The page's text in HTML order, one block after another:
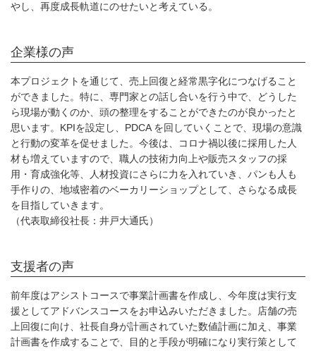
やし、再度成長軌道にのせたいと考えている。
企業様の声
本プロジェクトを通じて、売上回復と経常黒字化につなげること
ができました。特に、専門家との話し合いを行う中で、どうした
ら現場が動くのか、頭の整理をすることができたのが良かったと
思います。KPIを設定し、PDCA を回していくことで、現場の意識
と行動の変革を促せました。今後は、コロナ禍以後に採用した人
材も増えていますので、職人の技術力向上や販売スタッフの採
用・育成強化等、人材投資にさらに力を入れていき、パンも人も
手作りの、地域密着のベーカリーショップとして、さらなる成長
を目指していきます。
（代表取締役社長：井戸大通氏）
支援者の声
前年度はアシストコースで事業計画書を作成し、今年度は実行支
援としてアドバンスコースをお申込みいただきました。店舗の売
上回復に向け、社長自身が計画されていた数値計画に加え、事業
計画書を作成することで、目的と手段が明確になり実行策として